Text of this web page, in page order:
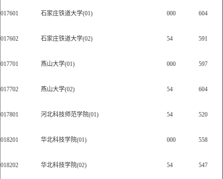
017601 石家庄铁道大学(01) 000 604
017602 石家庄铁道大学(02) 54 591
017701 燕山大学(01) 000 597
017702 燕山大学(02) 54 604
017801 河北科技师范学院(01) 54 520
018201 华北科技学院(01) 000 558
018202 华北科技学院(02) 54 547